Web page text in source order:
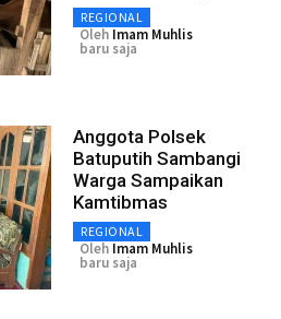
REGIONAL
Oleh Imam Muhlis
baru saja
Anggota Polsek
Batuputih Sambangi
Warga Sampaikan
Kamtibmas
REGIONAL
Oleh Imam Muhlis
baru saja